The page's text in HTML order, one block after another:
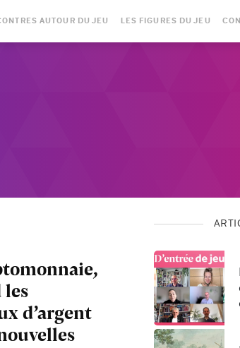
AUTOUR DU JEU LES FIGURES DU JEU
d’argent